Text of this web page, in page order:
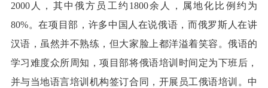
2000人，其中俄方员工约1800余人，属地化比例约为
80%。在项目部，许多中国人在说俄语，而俄罗斯人在讲
汉语，虽然并不熟练，但大家脸上都洋溢着笑容。俄语的
学习难度众所周知，项目部将俄语培训时间定为下班后，
并与当地语言培训机构签订合同，开展员工俄语培训。中